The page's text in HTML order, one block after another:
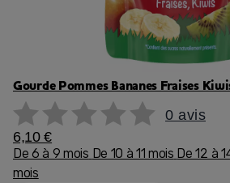
Gourde Pommes Bananes Fraises
0 avis
6,10 €
De 6 à 9 mois De 10 à 11 mois De 12 à
mois